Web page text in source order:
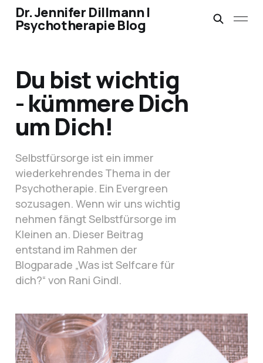
Dr. Jennifer Dillmann |
Psychotherapie Blog
Du bist wichtig
- kümmere Dich
um Dich!
Selbstfürsorge ist ein immer
wiederkehrendes Thema in der
Psychotherapie. Ein Evergreen
sozusagen. Wenn wir uns wichtig
nehmen fängt Selbstfürsorge im
Kleinen an. Dieser Beitrag
entstand im Rahmen der
Blogparade „Was ist Selfcare für
dich?“ von Rani Gindl.